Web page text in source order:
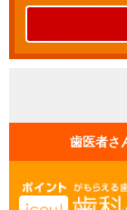
歯医者さ